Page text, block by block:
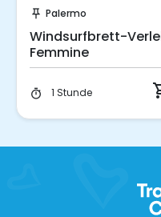
push_pin Palermo
Windsurfbrett-
Femmine
timer 1 Stunde